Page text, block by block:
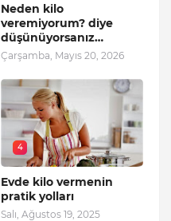
Neden kilo
veremiyorum? diye
düşünüyorsanız…
Çarşamba, Mayıs 20, 2026
4
Evde kilo vermenin
pratik yolları
Salı, Ağustos 19, 2025